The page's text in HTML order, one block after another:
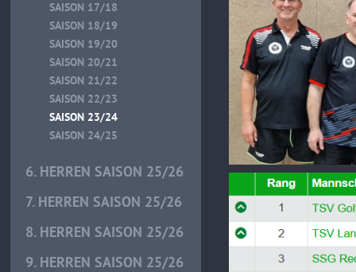
SAISON 17/18
SAISON 18/19
SAISON 19/20
SAISON 20/21
SAISON 21/22
SAISON 22/23
SAISON 23/24
SAISON 24/25
6. HERREN SAISON 25/26
7. HERREN SAISON 25/26
8. HERREN SAISON 25/26
9. HERREN SAISON 25/26